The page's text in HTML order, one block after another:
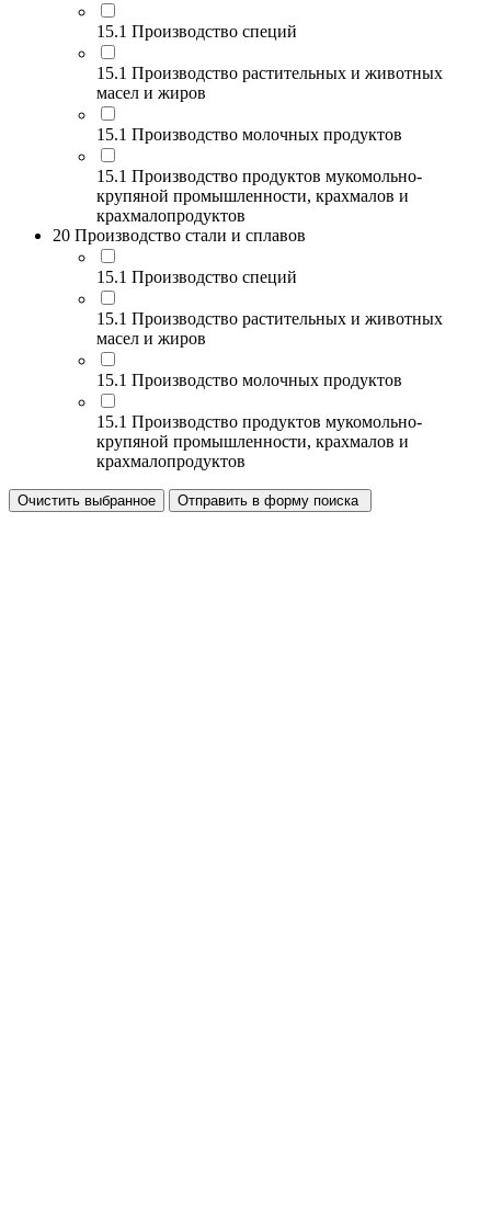
15.1 Производство специй
15.1 Производство растительных и животных
масел и жиров
15.1 Производство молочных продуктов
15.1 Производство продуктов мукомольно-
крупяной промышленности, крахмалов и
крахмалопродуктов
20 Производство стали и сплавов
15.1 Производство специй
15.1 Производство растительных и животных
масел и жиров
15.1 Производство молочных продуктов
15.1 Производство продуктов мукомольно-
крупяной промышленности, крахмалов и
крахмалопродуктов